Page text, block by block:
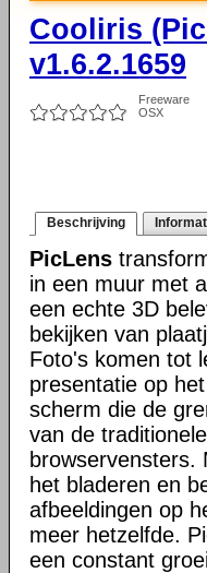
Cooliris
v1.6.2.1659
Freeware
OSX
Beschrijving
PicLens
in een muur met
een echte 3D
bekijken van
Foto's komen tot
presentatie op
scherm die de
van de traditionele
browservensters.
het bladeren en
afbeeldingen op
meer hetzelfde.
een constant